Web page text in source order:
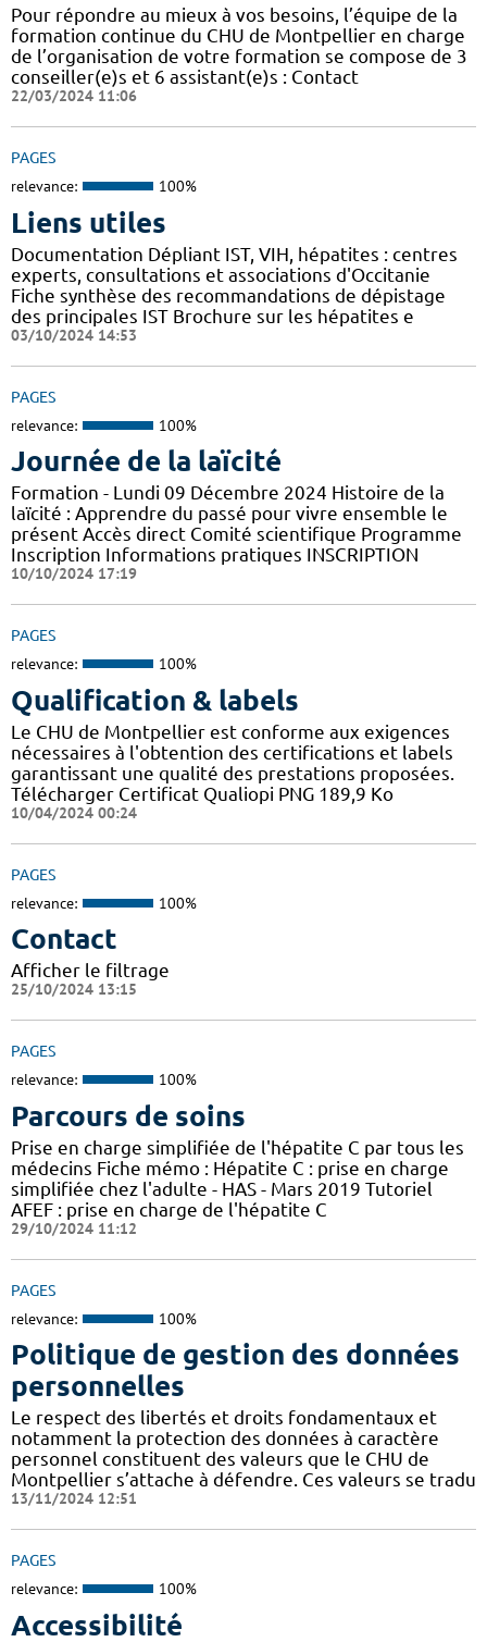
Pour répondre au mieux à vos besoins, l’équipe de la
formation continue du CHU de Montpellier en charge
de l’organisation de votre formation se compose de 3
conseiller(e)s et 6 assistant(e)s : Contact
22/03/2024 11:06
PAGES
relevance: 100%
Liens utiles
Documentation Dépliant IST, VIH, hépatites : centres
experts, consultations et associations d'Occitanie
Fiche synthèse des recommandations de dépistage
des principales IST Brochure sur les hépatites e
03/10/2024 14:53
PAGES
relevance: 100%
Journée de la laïcité
Formation - Lundi 09 Décembre 2024 Histoire de la
laïcité : Apprendre du passé pour vivre ensemble le
présent Accès direct Comité scientifique Programme
Inscription Informations pratiques ​INSCRIPTION
10/10/2024 17:19
PAGES
relevance: 100%
Qualification & labels
Le CHU de Montpellier est conforme aux exigences
nécessaires à l'obtention des certifications et labels
garantissant une qualité des prestations proposées.
Télécharger Certificat Qualiopi PNG 189,9 Ko
10/04/2024 00:24
PAGES
relevance: 100%
Contact
Afficher le filtrage
25/10/2024 13:15
PAGES
relevance: 100%
Parcours de soins
Prise en charge simplifiée de l'hépatite C par tous les
médecins Fiche mémo : Hépatite C : prise en charge
simplifiée chez l'adulte - HAS - Mars 2019 Tutoriel
AFEF : prise en charge de l'hépatite C
29/10/2024 11:12
PAGES
relevance: 100%
Politique de gestion des données
personnelles
Le respect des libertés et droits fondamentaux et
notamment la protection des données à caractère
personnel constituent des valeurs que le CHU de
Montpellier s’attache à défendre. Ces valeurs se tradu
13/11/2024 12:51
PAGES
relevance: 100%
Accessibilité